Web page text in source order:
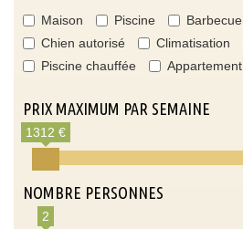
Maison Piscine Barbecue
Chien autorisé
Climatisation
Piscine chauffée
Appartement
PRIX MAXIMUM PAR SEMAINE
1312 €
NOMBRE PERSONNES
2